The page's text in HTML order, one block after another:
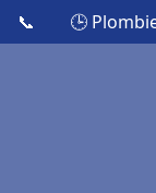
📞 🕒